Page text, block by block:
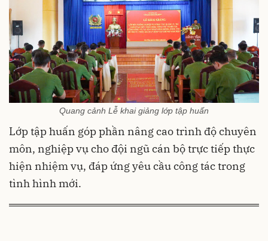
Quang cảnh Lễ khai giảng lớp tập huấn
Lớp tập huấn góp phần nâng cao trình độ chuyên
môn, nghiệp vụ cho đội ngũ cán bộ trực tiếp thực
hiện nhiệm vụ, đáp ứng yêu cầu công tác trong
tình hình mới.